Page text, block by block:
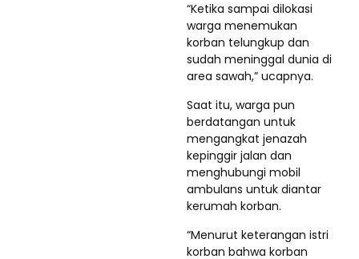
“Ketika sampai dilokasi
warga menemukan
korban telungkup dan
sudah meninggal dunia di
area sawah,” ucapnya.
Saat itu, warga pun
berdatangan untuk
mengangkat jenazah
kepinggir jalan dan
menghubungi mobil
ambulans untuk diantar
kerumah korban.
“Menurut keterangan istri
korban bahwa korban